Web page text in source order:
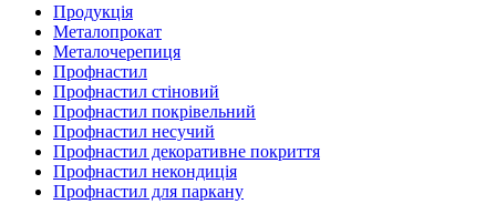
Продукція
Металопрокат
Металочерепиця
Профнастил
Профнастил стіновий
Профнастил покрівельний
Профнастил несучий
Профнастил декоративне покриття
Профнастил некондиція
Профнастил для паркану